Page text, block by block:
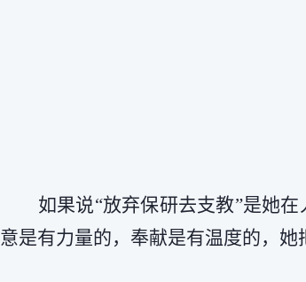
如果说“放弃保研去支教”是她
意是有力量的，奉献是有温度的，她